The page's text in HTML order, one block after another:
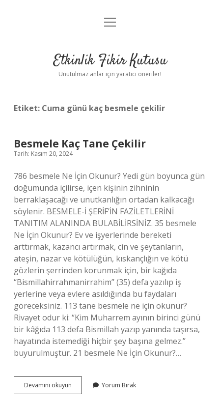
Anasayfa
Yasal Uyarı
menüyü
Etkinlik Fikir Kutusu
Unutulmaz anlar için yaratıcı öneriler!
Etiket: Cuma günü kaç besmele çekilir
Besmele Kaç Tane Çekilir
Tarih: Kasım 20, 2024
786 besmele Ne İçin Okunur? Yedi gün boyunca gün
doğumunda içilirse, içen kişinin zihninin
berraklaşacağı ve unutkanlığın ortadan kalkacağı
söylenir. BESMELE-İ ŞERİF’İN FAZİLETLERİNİ
TANITIM ALANINDA BULABİLİRSİNİZ. 35 besmele
Ne İçin Okunur? Ev ve işyerlerinde bereketi
arttırmak, kazancı artırmak, cin ve şeytanların,
ateşin, nazar ve kötülüğün, kıskançlığın ve kötü
gözlerin şerrinden korunmak için, bir kağıda
“Bismillahirrahmanirrahim” (35) defa yazılıp iş
yerlerine veya evlere asıldığında bu faydaları
göreceksiniz. 113 tane besmele ne için okunur?
Rivayet odur ki: “Kim Muharrem ayının birinci günü
bir kâğıda 113 defa Bismillah yazıp yanında taşırsa,
hayatında istemediği hiçbir şey başına gelmez.”
buyurulmuştur. 21 besmele Ne İçin Okunur?…
Devamını okuyun Besmele
Kaç
Yorum Bırak